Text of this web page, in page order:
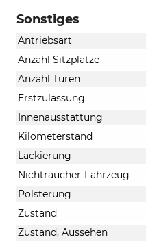
Sonstiges
Antriebsart
Anzahl Sitzplätze
Anzahl Türen
Erstzulassung
Innenausstattung
Kilometerstand
Lackierung
Nichtraucher-Fahrzeug
Polsterung
Zustand
Zustand, Aussehen